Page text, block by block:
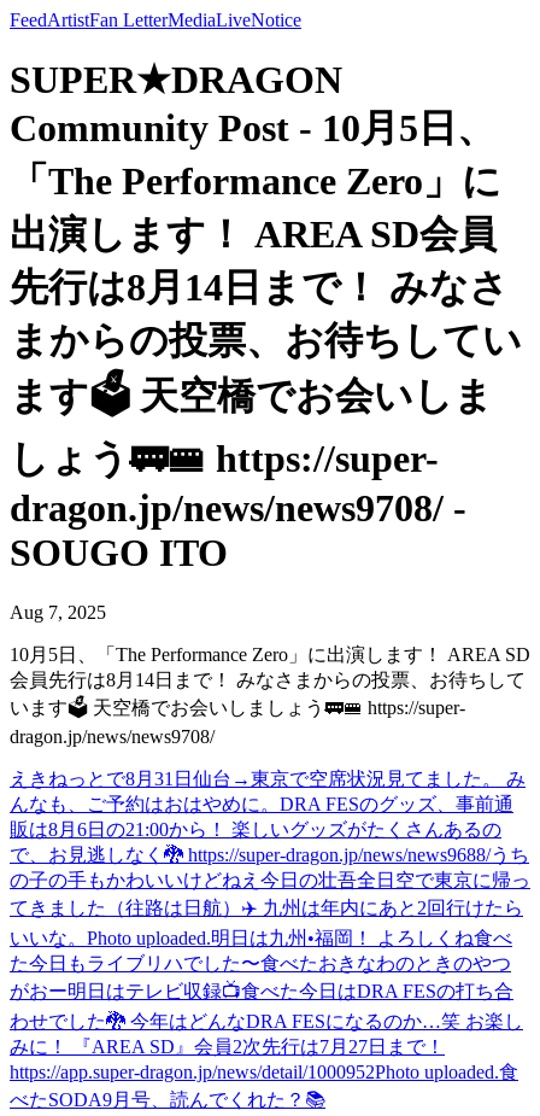
FeedArtistFan LetterMediaLiveNotice
SUPER★DRAGON
Community Post - 10月5日、
「The Performance Zero」に
出演します！ AREA SD会員
先行は8月14日まで！ みなさ
まからの投票、お待ちしてい
ます🗳️ 天空橋でお会いしま
しょう🚃🚝 https://super-
dragon.jp/news/news9708/ -
SOUGO ITO
Aug 7, 2025
10月5日、「The Performance Zero」に出演します！ AREA SD
会員先行は8月14日まで！ みなさまからの投票、お待ちして
います🗳️ 天空橋でお会いしましょう🚃🚝 https://super-
dragon.jp/news/news9708/
えきねっとで8月31日仙台→東京で空席状況見てました。 み
んなも、ご予約はおはやめに。 DRA FESのグッズ、事前通
販は8月6日の21:00から！ 楽しいグッズがたくさんあるの
で、お見逃しなく🐉 https://super-dragon.jp/news/news9688/うち
の子の手もかわいいけどねえ 今日の壮吾全日空で東京に帰っ
てきました（往路は日航）✈️ 九州は年内にあと2回行けたら
いいな。 Photo uploaded.明日は九州•福岡！ よろしくね食べ
た今日もライブリハでした〜食べたおきなわのときのやつ
がおー明日はテレビ収録📺食べた今日はDRA FESの打ち合
わせでした🐉 今年はどんなDRA FESになるのか…笑 お楽し
みに！ 『AREA SD』会員2次先行は7月27日まで！
https://app.super-dragon.jp/news/detail/1000952Photo uploaded.食
べたSODA9月号、読んでくれた？📚